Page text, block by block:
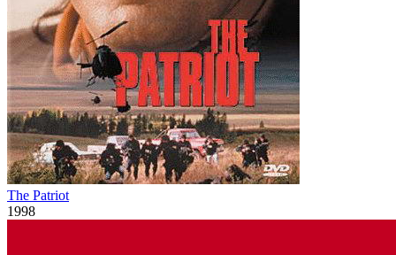
The Patriot
1998